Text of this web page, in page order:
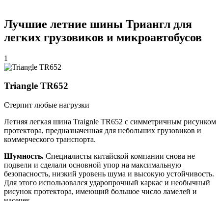
Лучшие летние шины Триангл для
легких грузовиков и микроавтобусов
1
Triangle TR652
Стерпит любые нагрузки
Летняя легкая шина Traignle TR652 с симметричным рисунком
протектора, предназначенная для небольших грузовиков и
коммерческого транспорта.
Шумность. Специалисты китайской компании снова не
подвели и сделали основной упор на максимальную
безопасность, низкий уровень шума и высокую устойчивость.
Для этого использовался ударопрочный каркас и необычный
рисунок протектора, имеющий большое число ламелей и